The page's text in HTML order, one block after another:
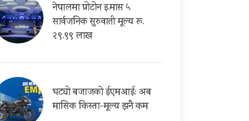
नेपालमा प्रोटोन इ.मास ५
सार्वजनिक सुरुवाती मूल्य रू.
२९.९९ लाख
घट्यो बजाजको ईएमआई: अब
मासिक किस्ता-मूल्य झनै कम